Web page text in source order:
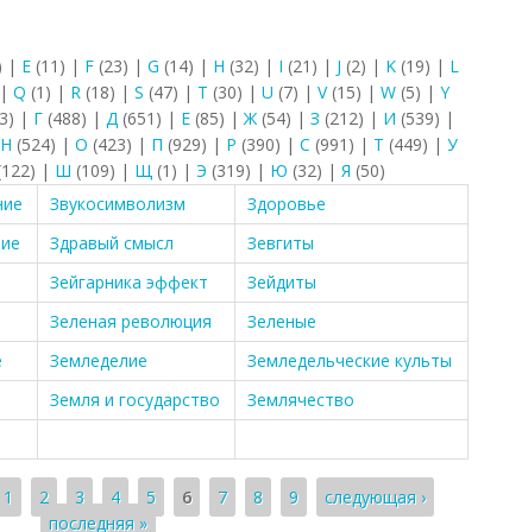
| E (11) | F (23) | G (14) | H (32) | I (21) | J (2) | K (19) | L
| Q (1) | R (18) | S (47) | T (30) | U (7) | V(15) | W (5) | Y
| Г (488) | Д (651) | Е (85) |Ж (54) | З (212) | И (539) |
Н (524) | О (423) | П (929) | Р (390) | С (991) | Т (449) | У
| Ш (109) | Щ (1) | Э (319) | Ю (32) | Я (50)
Звукосимволизм
Здоровье
Здравый смысл
Зевгиты
Зейгарника эффект
Зейдиты
Зеленая революция
Зеленые
Земледелие
Земледельческие культы
Земля и государство
Землячество
1 2 3 4 5 6 7 8 9
следующая ›
последняя »